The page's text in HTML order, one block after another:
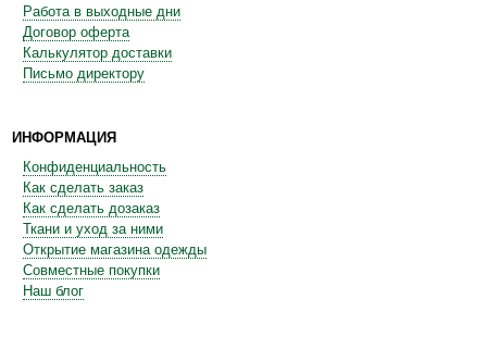
Работа в выходные дни
Договор оферта
Калькулятор доставки
Письмо директору
ИНФОРМАЦИЯ
Конфиденциальность
Как сделать заказ
Как сделать дозаказ
Ткани и уход за ними
Открытие магазина одежды
Совместные покупки
Наш блог